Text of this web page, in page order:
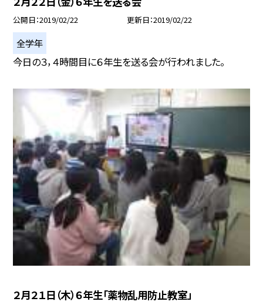
公開日 2019/02/22 更新日 2019/02/22
全学年
今日の３，４時間目に６年生を送る会が行われました。
２月２１日（木）６年生「薬物乱用防止教室」